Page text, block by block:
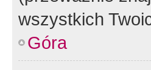
wszystkich
Góra